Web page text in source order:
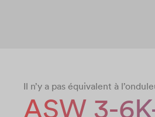
Il n’y a pas équivalent à
ASW 3-